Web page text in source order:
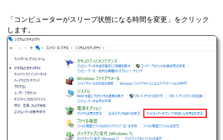
「コンピューターがスリープ状態になる時間を変更」をクリック
します。